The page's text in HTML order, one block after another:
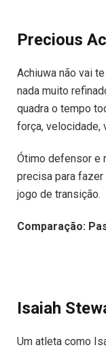
Precious
Achiuwa não vai
nada muito
quadra o tempo
força, velocidade,
Ótimo defensor e
precisa para fazer
jogo de transição.
Comparação:
Isaiah
Um atleta como